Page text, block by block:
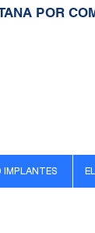
POR
IMPLANTES